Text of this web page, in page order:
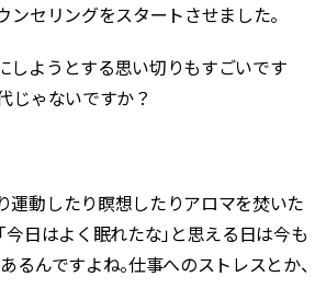
ンセリングをスタートさせました。
しようとする思い切りもすごいです
じゃないですか？
運動したり瞑想したりアロマを焚いた
今日はよく眠れたな」と思える日は今も
るんですよね。仕事へのストレスとか、